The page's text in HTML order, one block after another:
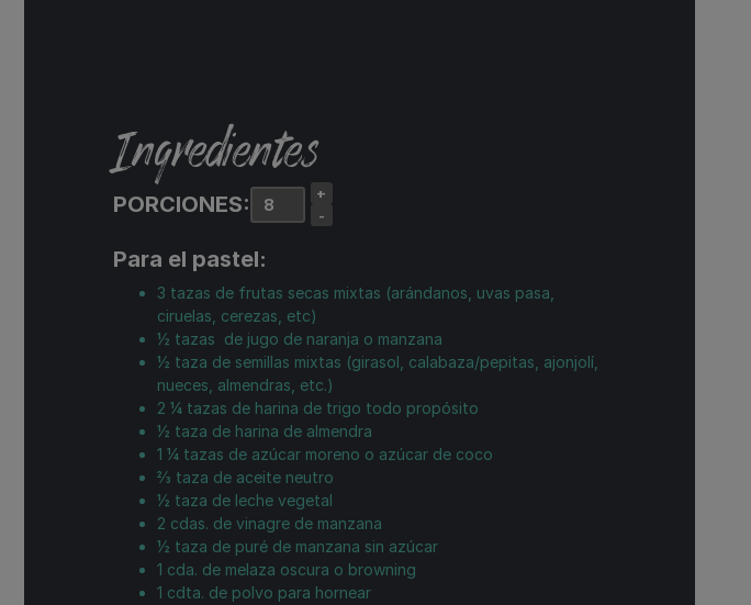
Ingredientes
PORCIONES:
+
-
Para el pastel:
3 tazas de frutas secas mixtas (arándanos, uvas pasa,
ciruelas, cerezas, etc)
½ tazas de jugo de naranja o manzana
½ taza de semillas mixtas (girasol, calabaza/pepitas, ajonjolí,
nueces, almendras, etc.)
2 ¼ tazas de harina de trigo todo propósito
½ taza de harina de almendra
1 ¼ tazas de azúcar moreno o azúcar de coco
⅔ taza de aceite neutro
½ taza de leche vegetal
2 cdas. de vinagre de manzana
½ taza de puré de manzana sin azúcar
1 cda. de melaza oscura o browning
1 cdta. de polvo para hornear